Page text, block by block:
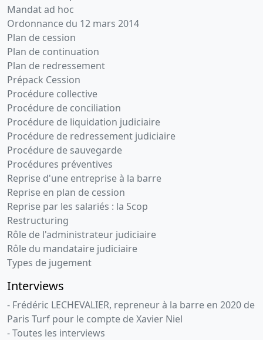
Mandat ad hoc
Ordonnance du 12 mars 2014
Plan de cession
Plan de continuation
Plan de redressement
Prépack Cession
Procédure collective
Procédure de conciliation
Procédure de liquidation judiciaire
Procédure de redressement judiciaire
Procédure de sauvegarde
Procédures préventives
Reprise d'une entreprise à la barre
Reprise en plan de cession
Reprise par les salariés : la Scop
Restructuring
Rôle de l'administrateur judiciaire
Rôle du mandataire judiciaire
Types de jugement
Interviews
- Frédéric LECHEVALIER, repreneur à la barre en 2020 de
Paris Turf pour le compte de Xavier Niel
- Toutes les interviews